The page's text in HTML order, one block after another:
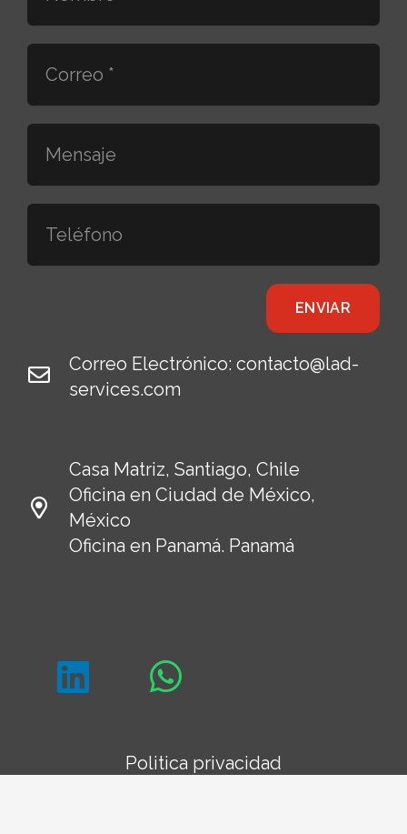
ENVIAR
Correo Electrónico: contacto@lad-
services.com
Casa Matriz, Santiago, Chile
Oficina en Ciudad de México,
México
Oficina en Panamá. Panamá
Politica privacidad